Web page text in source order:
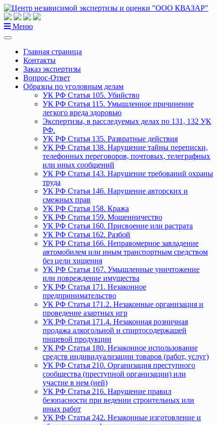
Перейти
к
содержанию
Меню
Главная страница
Контакты
Заказ экспертизы
Вопрос-Ответ
Образцы по уголовным делам
УК РФ Статья 105. Убийство
УК РФ Статья 115. Умышленное причинение
легкого вреда здоровью
Экспертизы, в расследуемых делах по 131, 132 УК
РФ.
УК РФ Статья 135. Развратные действия
УК РФ Статья 138. Нарушение тайны переписки,
телефонных переговоров, почтовых, телеграфных
или иных сообщений
УК РФ Статья 143. Нарушение требований охраны
труда
УК РФ Статья 146. Нарушение авторских и
смежных прав
УК РФ Статья 158. Кража
УК РФ Статья 159. Мошенничество
УК РФ Статья 160. Присвоение или растрата
УК РФ Статья 162. Разбой
УК РФ Статья 166. Неправомерное завладение
автомобилем или иным транспортным средством
без цели хищения
УК РФ Статья 167. Умышленные уничтожение
или повреждение имущества
УК РФ Статья 171. Незаконное
предпринимательство
УК РФ Статья 171.2. Незаконные организация и
проведение азартных игр
УК РФ Статья 171.4. Незаконная розничная
продажа алкогольной и спиртосодержащей
пищевой продукции
УК РФ Статья 180. Незаконное использование
средств индивидуализации товаров (работ, услуг)
УК РФ Статья 210. Организация преступного
сообщества (преступной организации) или
участие в нем (ней)
УК РФ Статья 216. Нарушение правил
безопасности при ведении строительных или
иных работ
УК РФ Статья 242. Незаконные изготовление и